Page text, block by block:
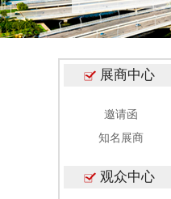
展商中心
邀请函
知名展商
观众中心